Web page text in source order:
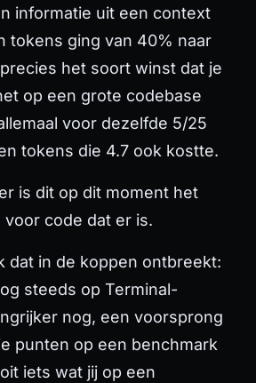
informatie uit een context
tokens ging van 40% naar
het soort winst dat je
op een grote codebase
voor dezelfde 5/25
tokens die 4.7 ook kostte.
is dit op dit moment het
code dat er is.
dat in de koppen ontbreekt:
steeds op Terminal-
nog, een voorsprong
punten op een benchmark
iets wat jij op een